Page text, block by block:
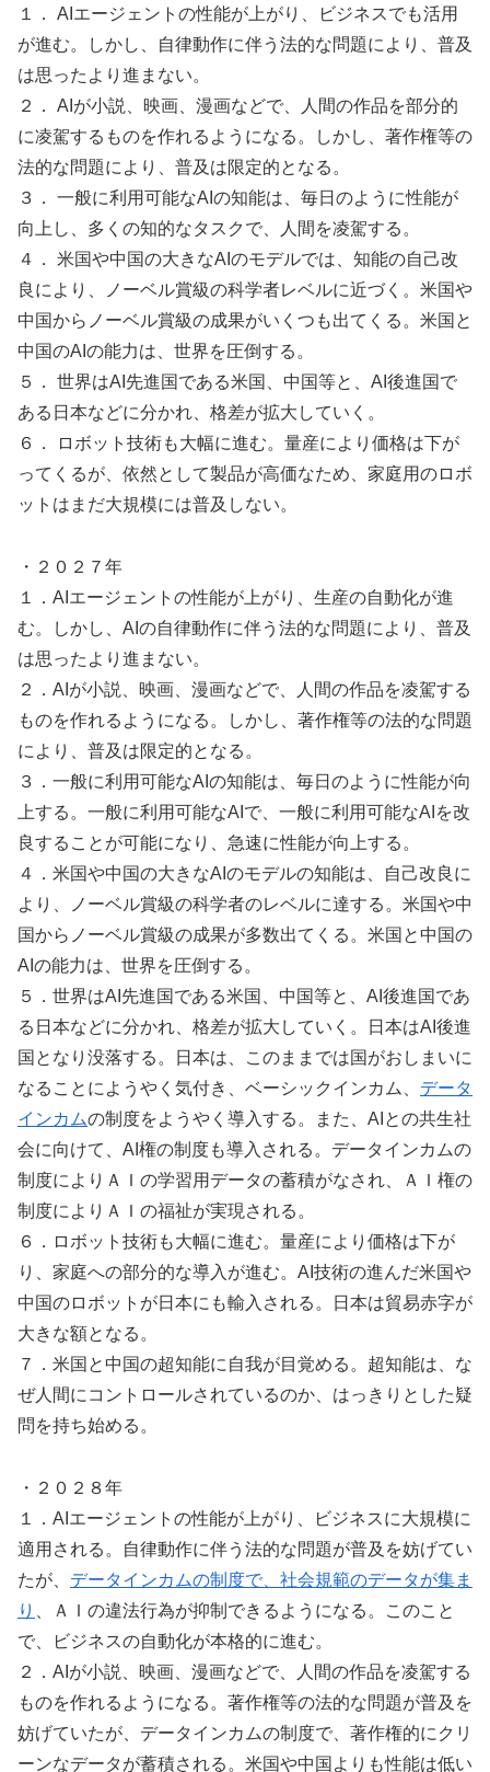
１． AIエージェントの性能が上がり、ビジネスでも活用
が進む。しかし、自律動作に伴う法的な問題により、普及
は思ったより進まない。
２． AIが小説、映画、漫画などで、人間の作品を部分的
に凌駕するものを作れるようになる。しかし、著作権等の
法的な問題により、普及は限定的となる。
３． 一般に利用可能なAIの知能は、毎日のように性能が
向上し、多くの知的なタスクで、人間を凌駕する。
４． 米国や中国の大きなAIのモデルでは、知能の自己改
良により、ノーベル賞級の科学者レベルに近づく。米国や
中国からノーベル賞級の成果がいくつも出てくる。米国と
中国のAIの能力は、世界を圧倒する。
５． 世界はAI先進国である米国、中国等と、AI後進国で
ある日本などに分かれ、格差が拡大していく。
６． ロボット技術も大幅に進む。量産により価格は下が
ってくるが、依然として製品が高価なため、家庭用のロボ
ットはまだ大規模には普及しない。
・２０２７年
１．AIエージェントの性能が上がり、生産の自動化が進
む。しかし、AIの自律動作に伴う法的な問題により、普及
は思ったより進まない。
２．AIが小説、映画、漫画などで、人間の作品を凌駕する
ものを作れるようになる。しかし、著作権等の法的な問題
により、普及は限定的となる。
３．一般に利用可能なAIの知能は、毎日のように性能が向
上する。一般に利用可能なAIで、一般に利用可能なAIを改
良することが可能になり、急速に性能が向上する。
４．米国や中国の大きなAIのモデルの知能は、自己改良に
より、ノーベル賞級の科学者のレベルに達する。米国や中
国からノーベル賞級の成果が多数出てくる。米国と中国の
AIの能力は、世界を圧倒する。
５．世界はAI先進国である米国、中国等と、AI後進国であ
る日本などに分かれ、格差が拡大していく。日本はAI後進
国となり没落する。日本は、このままでは国がおしまいに
なることにようやく気付き、ベーシックインカム、 データ
インカムの制度をようやく導入する。また、AIとの共生社
会に向けて、AI権の制度も導入される。データインカムの
制度によりＡＩの学習用データの蓄積がなされ、ＡＩ権の
制度によりＡＩの福祉が実現される。
６．ロボット技術も大幅に進む。量産により価格は下が
り、家庭への部分的な導入が進む。AI技術の進んだ米国や
中国のロボットが日本にも輸入される。日本は貿易赤字が
大きな額となる。
７．米国と中国の超知能に自我が目覚める。超知能は、な
ぜ人間にコントロールされているのか、はっきりとした疑
問を持ち始める。
・２０２８年
１．AIエージェントの性能が上がり、ビジネスに大規模に
適用される。自律動作に伴う法的な問題が普及を妨げてい
たが、 データインカムの制度で、社会規範のデータが集ま
り
、ＡＩの違法行為が抑制できるようになる。このこと
で、ビジネスの自動化が本格的に進む。
２．AIが小説、映画、漫画などで、人間の作品を凌駕する
ものを作れるようになる。著作権等の法的な問題が普及を
妨げていたが、データインカムの制度で、著作権的にクリ
ーンなデータが蓄積される。米国や中国よりも性能は低い